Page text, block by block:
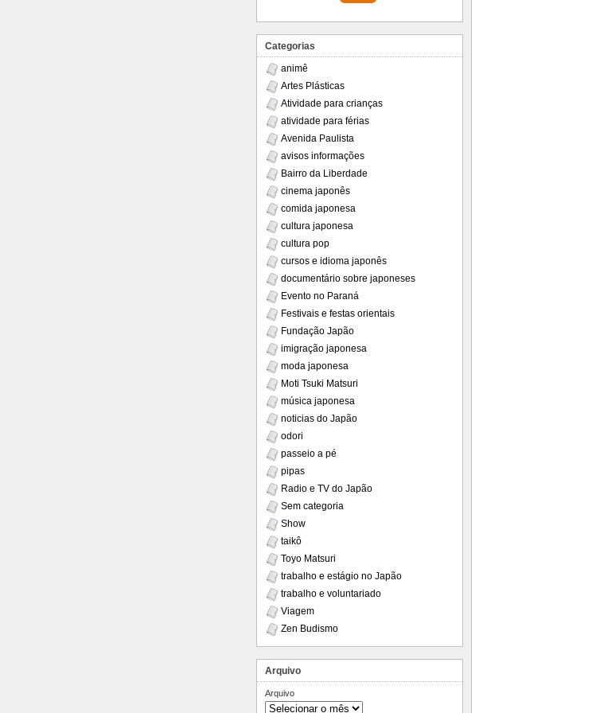
Categorias
animê
Artes Plásticas
Atividade para crianças
atividade para férias
Avenida Paulista
avisos informações
Bairro da Liberdade
cinema japonês
comida japonesa
cultura japonesa
cultura pop
cursos e idioma japonês
documentário sobre japoneses
Evento no Paraná
Festivais e festas orientais
Fundação Japão
imigração japonesa
moda japonesa
Moti Tsuki Matsuri
música japonesa
noticias do Japão
odori
passeio a pé
pipas
Radio e TV do Japão
Sem categoria
Show
taikô
Toyo Matsuri
trabalho e estágio no Japão
trabalho e voluntariado
Viagem
Zen Budismo
Arquivo
Arquivo